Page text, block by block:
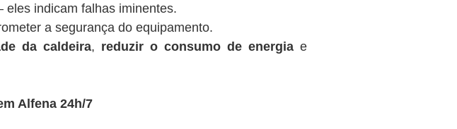
eles indicam falhas iminentes.
a segurança do equipamento.
da caldeira, reduzir o consumo de energia e
Alfena 24h/7